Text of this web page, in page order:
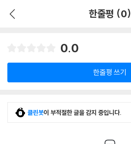
한줄평 (0)
0.0
한줄평 쓰기
클린봇이 부적절한 글을 감지 중입니다.